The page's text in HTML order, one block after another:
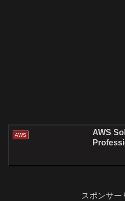
AWS
AWS
スポンサー